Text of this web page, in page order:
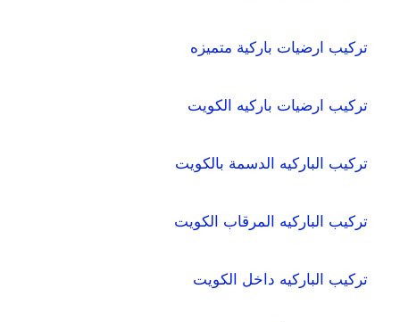
تركيب ارضيات باركية متميزه
تركيب ارضيات باركيه الكويت
تركيب الباركيه الدسمة بالكويت
تركيب الباركيه المرقاب الكويت
تركيب الباركيه داخل الكويت